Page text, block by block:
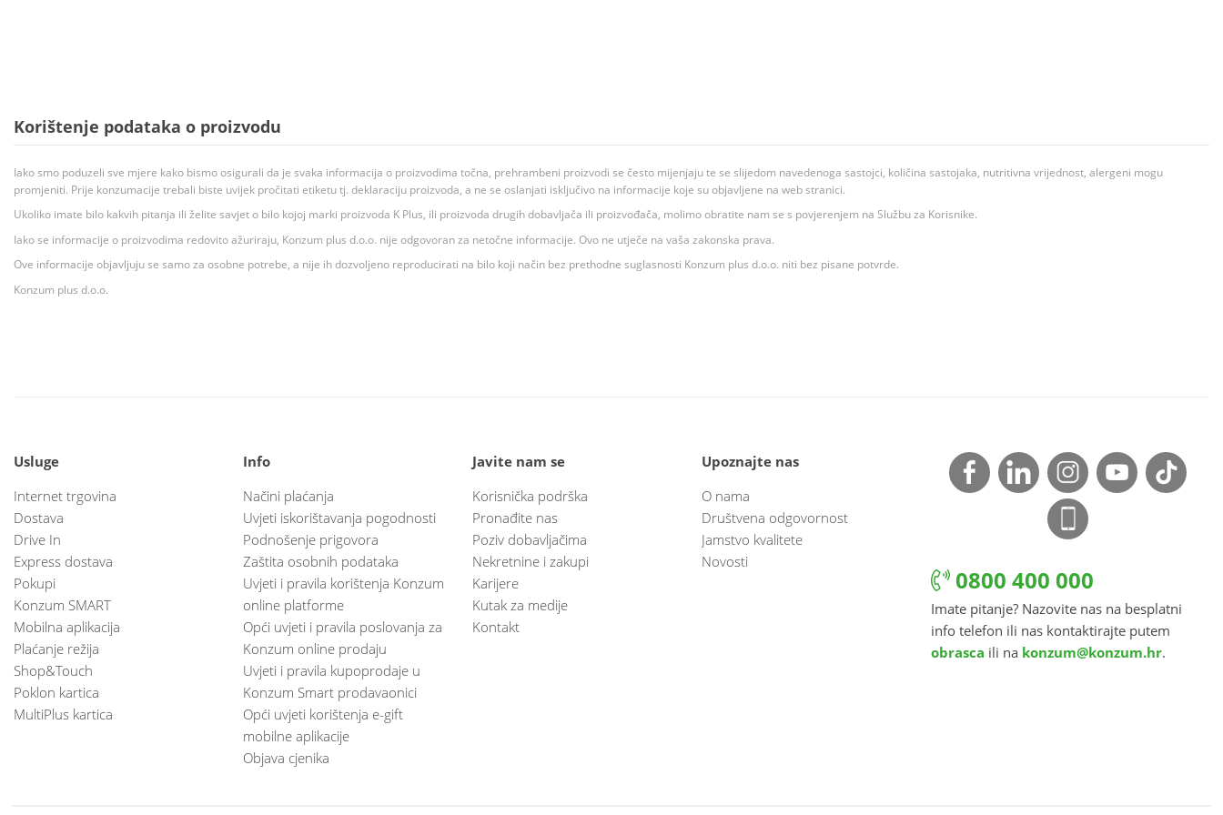
Korištenje podataka o proizvodu
Iako smo poduzeli sve mjere kako bismo osigurali da je svaka informacija o proizvodima točna, prehrambeni proizvodi se često mijenjaju te se slijedom navedenoga sastojci, količina sastojaka, nutritivna vrijednost, alergeni mogu
promjeniti. Prije konzumacije trebali biste uvijek pročitati etiketu tj. deklaraciju proizvoda, a ne se oslanjati isključivo na informacije koje su objavljene na web stranici.
Ukoliko imate bilo kakvih pitanja ili želite savjet o bilo kojoj marki proizvoda K Plus, ili proizvoda drugih dobavljača ili proizvođača, molimo obratite nam se s povjerenjem na Službu za Korisnike.
Iako se informacije o proizvodima redovito ažuriraju, Konzum plus d.o.o. nije odgovoran za netočne informacije. Ovo ne utječe na vaša zakonska prava.
Ove informacije objavljuju se samo za osobne potrebe, a nije ih dozvoljeno reproducirati na bilo koji način bez prethodne suglasnosti Konzum plus d.o.o. niti bez pisane potvrde.
Konzum plus d.o.o.
Usluge
Internet trgovina
Dostava
Drive In
Express dostava
Pokupi
Konzum SMART
Mobilna aplikacija
Plaćanje režija
Shop&Touch
Poklon kartica
MultiPlus kartica
Info
Načini plaćanja
Uvjeti iskorištavanja pogodnosti
Podnošenje prigovora
Zaštita osobnih podataka
Uvjeti i pravila korištenja Konzum
online platforme
Opći uvjeti i pravila poslovanja za
Konzum online prodaju
Uvjeti i pravila kupoprodaje u
Konzum Smart prodavaonici
Opći uvjeti korištenja e-gift
mobilne aplikacije
Objava cjenika
Javite nam se
Korisnička podrška
Pronađite nas
Poziv dobavljačima
Nekretnine i zakupi
Karijere
Kutak za medije
Kontakt
Upoznajte nas
O nama
Društvena odgovornost
Jamstvo kvalitete
Novosti
0800 400 000
Imate pitanje? Nazovite nas na besplatni
info telefon ili nas kontaktirajte putem
obrasca ili na konzum@konzum.hr.